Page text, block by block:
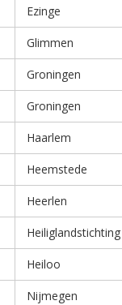
Ezinge
Glimmen
Groningen
Groningen
Haarlem
Heemstede
Heerlen
Heiliglandstichting
Heiloo
Nijmegen